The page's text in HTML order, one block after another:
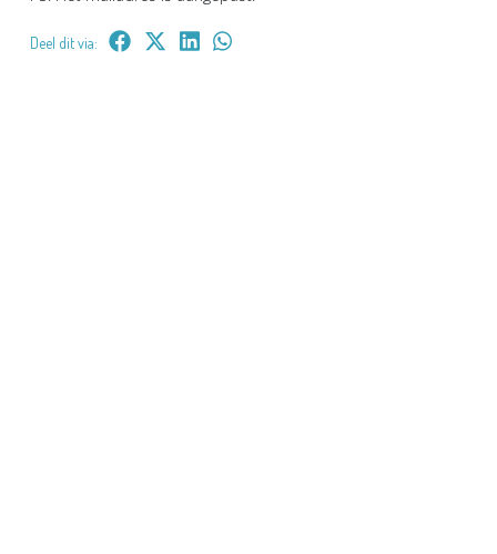
Deel dit via: